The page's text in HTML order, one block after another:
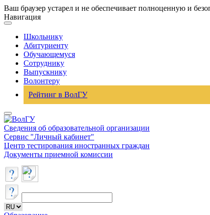
Ваш браузер устарел и не обеспечивает полноценную и
Навигация
Школьнику
Абитуриенту
Обучающемуся
Сотруднику
Выпускнику
Волонтеру
Рейтинг в ВолГУ
Сведения об образовательной организации
Сервис "Личный кабинет"
Центр тестирования иностранных граждан
Документы приемной комиссии